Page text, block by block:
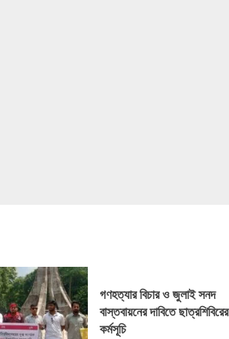
গণহত্যার বিচার ও জুলাই সনদ
বাস্তবায়নের দাবিতে ছাত্রশিবিরের
কর্মসূচি